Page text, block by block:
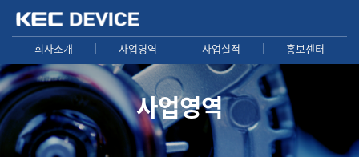
회사소개 사업영역 사업실적 홍보센터
사업영역